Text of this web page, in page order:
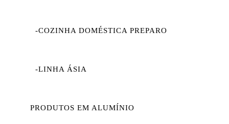
-COZINHA DOMÉSTICA PREPARO
-LINHA ÁSIA
PRODUTOS EM ALUMÍNIO